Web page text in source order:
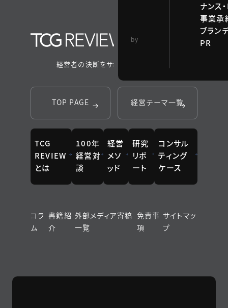
ナンス
事業承
ブラン
PR
by
経営者の決断をサポートするメディア
TOP PAGE 経営テーマ一覧
TCG
REVIEW
とは
100年
経営対
談
経営
メソ
ッド
研究
リポ
ート
コンサル
ティング
ケース
コラ
ム
書籍紹
介
外部メディア寄稿
一覧
免責事
項
サイトマッ
プ